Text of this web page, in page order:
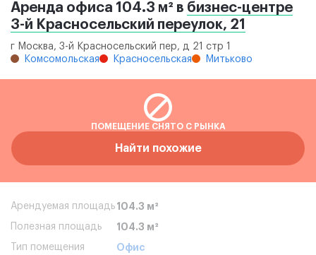
Аренда офиса 104.3 м² в бизнес-центре
3-й Красносельский переулок, 21
г Москва, 3-й Красносельский пер, д 21 стр 1
Комсомольская
Красносельская Митьково
ПОМЕЩЕНИЕ СНЯТО С РЫНКА
Найти похожие
Арендуемая площадь 104.3 м²
Полезная площадь 104.3 м²
Тип помещения Офис